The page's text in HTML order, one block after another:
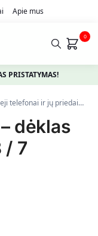
Apie mus
0
PRISTATYMAS!
telefonai ir jų priedai
dėklas
/ 7